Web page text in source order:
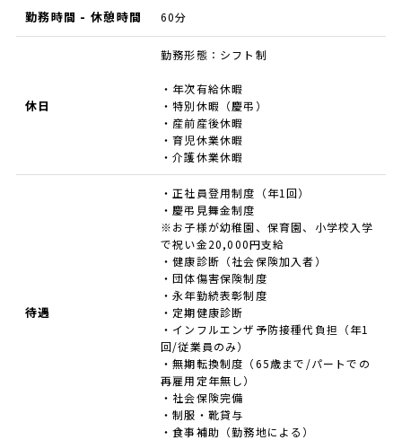
勤務時間 - 休憩時間 60分
休日
勤務形態：シフト制
・年次有給休暇
・特別休暇（慶弔）
・産前産後休暇
・育児休業休暇
・介護休業休暇
待遇
・正社員登用制度（年1回）
・慶弔見舞金制度
※お子様が幼稚園、保育園、小学校入学
で祝い金20,000円支給
・健康診断（社会保険加入者）
・団体傷害保険制度
・永年勤続表彰制度
・定期健康診断
・インフルエンザ予防接種代負担（年1
回/従業員のみ）
・無期転換制度（65歳まで/パートでの
再雇用定年無し）
・社会保険完備
・制服・靴貸与
・食事補助（勤務地による）